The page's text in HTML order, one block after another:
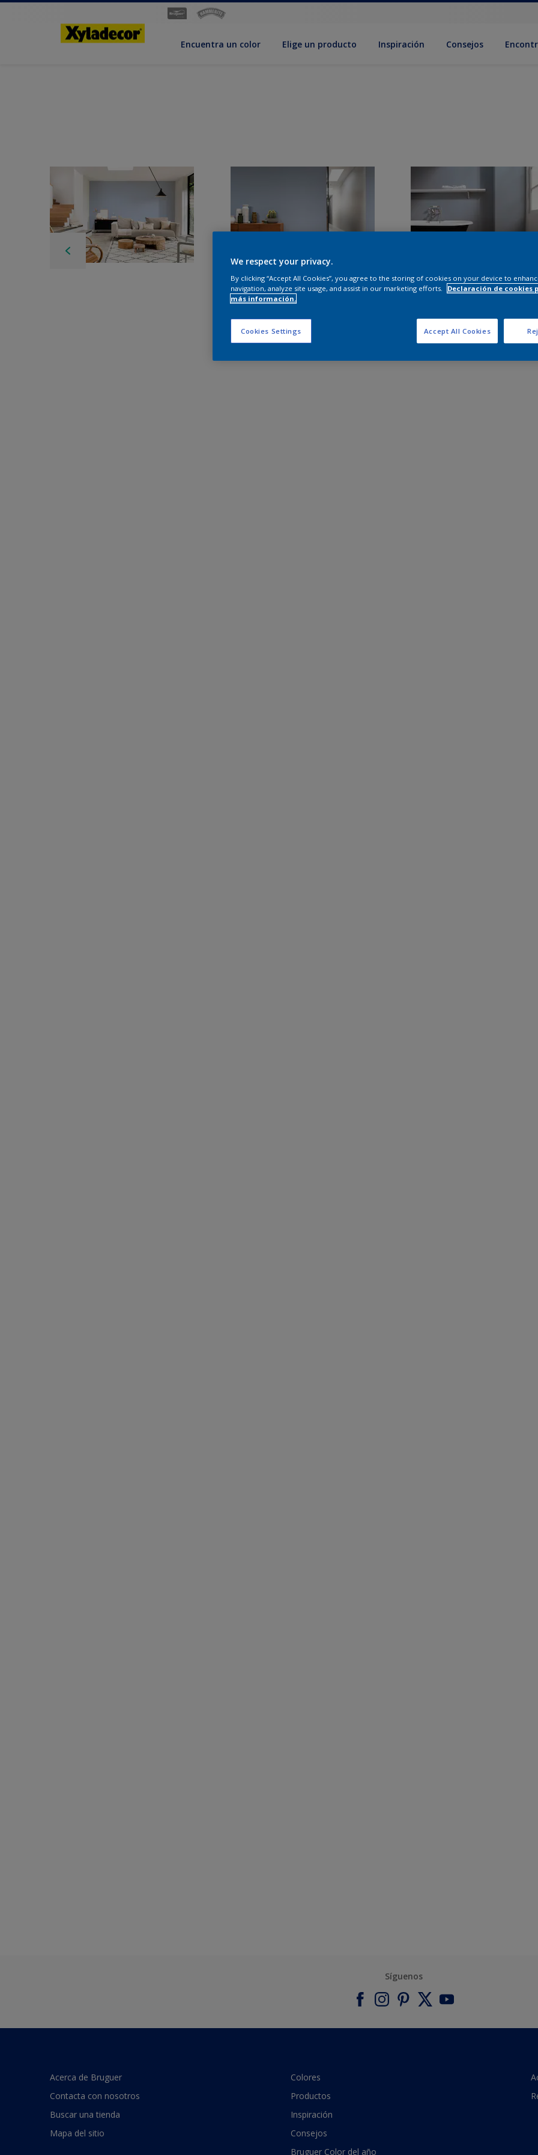
Encuentra un color Elige un producto Inspiración Consejos
Síguenos
Acerca de Bruguer
Contacta con nosotros
Buscar una tienda
Mapa del sitio
Colores
Productos
Inspiración
Consejos
Bruguer Color del año
We respect your privacy.
By clicking “Accept All Cookies”, you agree to the storing of cookies on your device to
navigation, analyze site usage, and assist in our marketing efforts.
Declaración de cookies
más información.
Cookies Settings Accept All Cookies